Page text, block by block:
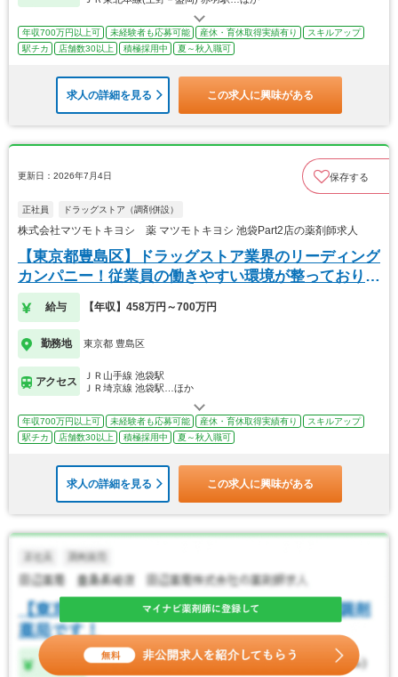
年収700万円以上可 未経験者も応募可能 産休・育休取得実績有り
スキルアップ
駅チカ
店舗数30以上 積極採用中 夏～秋入職可
求人の詳細を見る この求人に興味がある
更新日：2026年7月4日 保存する
正社員 ドラッグストア（調剤併設）
株式会社マツモトキヨシ 薬 マツモトキヨシ 池袋Part2店の薬剤師求人
【東京都豊島区】ドラッグストア業界のリーディング
カンパニー！従業員の働きやすい環境が整っておりま
す！
給与 【年収】458万円～700万円
勤務地 東京都 豊島区
アクセス
ＪＲ山手線 池袋駅
ＪＲ埼京線 池袋駅…ほか
年収700万円以上可 未経験者も応募可能 産休・育休取得実績有り
スキルアップ
駅チカ
店舗数30以上 積極採用中 夏～秋入職可
求人の詳細を見る この求人に興味がある